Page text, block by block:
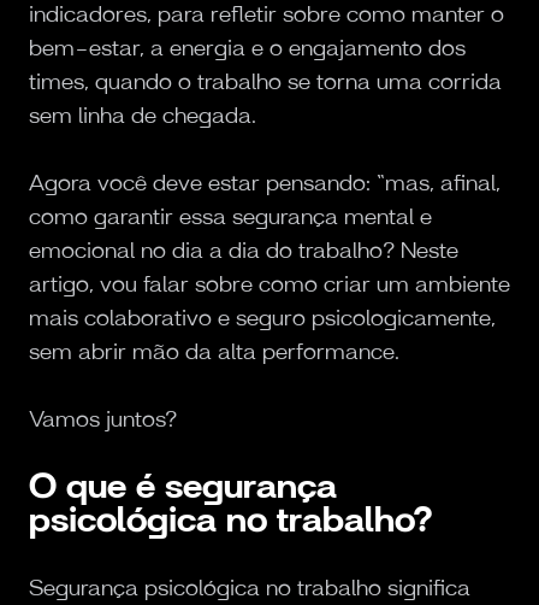
indicadores, para refletir sobre como manter o
bem-estar, a energia e o engajamento dos
times, quando o trabalho se torna uma corrida
sem linha de chegada.
Agora você deve estar pensando: “mas, afinal,
como garantir essa segurança mental e
emocional no dia a dia do trabalho? Neste
artigo, vou falar sobre como criar um ambiente
mais colaborativo e seguro psicologicamente,
sem abrir mão da alta performance.
Vamos juntos?
O que é segurança
psicológica no trabalho?
Segurança psicológica no trabalho significa